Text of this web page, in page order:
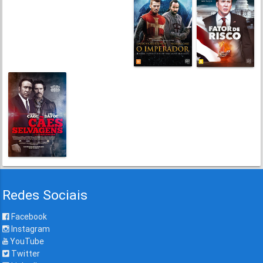
Redes Sociais
Facebook
Instagram
YouTube
Twitter